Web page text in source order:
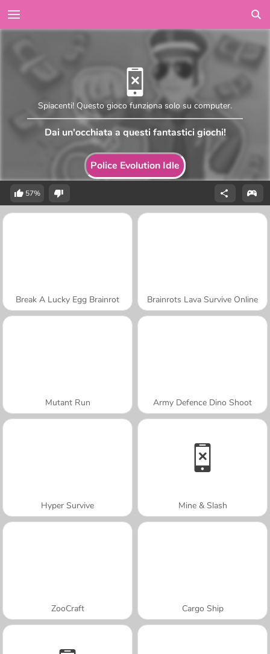
Police Evolution Idle
Spiacenti! Questo gioco funziona solo su computer.
Dai un'occhiata a questi fantastici giochi!
57%
Break A Lucky Egg Brainrot Brainrots Lava Survive Online
Mutant Run Army Defence Dino Shoot
Hyper Survive Mine & Slash
ZooCraft Cargo Ship